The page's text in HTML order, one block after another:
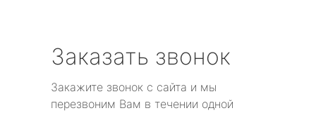
Заказать звонок
Закажите звонок с сайта и мы
перезвоним Вам в течении одной